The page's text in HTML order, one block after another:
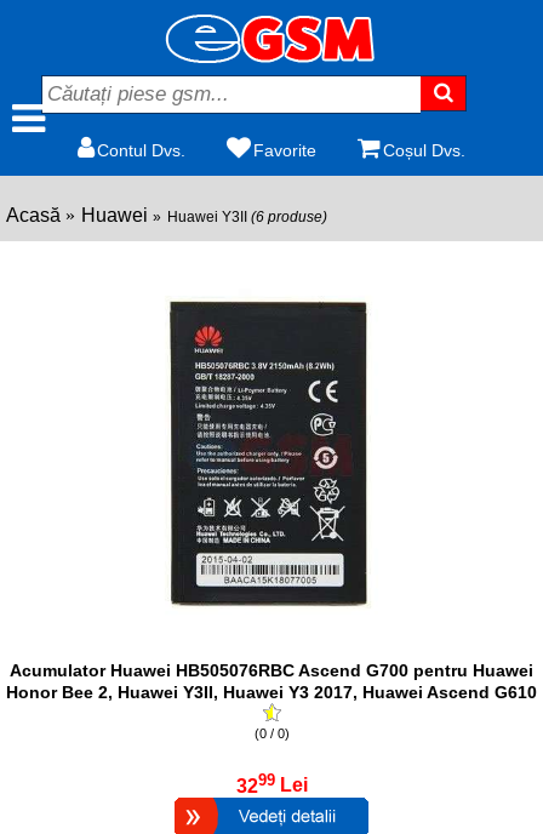
Contul Dvs. Favorite Coșul Dvs.
Acasă Huawei Huawei Y3II (6 produse)
Acumulator Huawei HB505076RBC Ascend G700 pentru Huawei
Honor Bee 2, Huawei Y3II, Huawei Y3 2017, Huawei Ascend G610
(0 / 0)
3299 Lei